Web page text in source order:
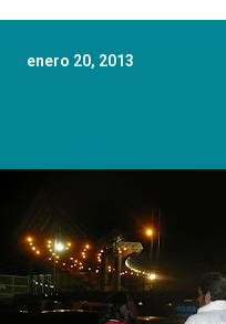
enero 20, 2013